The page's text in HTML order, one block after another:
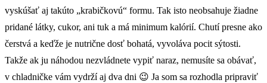
vyskúšať aj takúto „krabičkovú“ formu. Tak isto neobsahuje žiadne
pridané látky, cukor, ani tuk a má minimum kalórií. Chutí presne ako
čerstvá a keďže je nutrične dosť bohatá, vyvoláva pocit sýtosti.
Takže ak ju náhodou nezvládnete vypiť naraz, nemusíte sa obávať,
v chladničke vám vydrží aj dva dni 😉 Ja som sa rozhodla pripraviť